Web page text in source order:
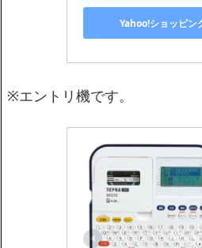
Yahoo!ショッピン
※エントリ機です。